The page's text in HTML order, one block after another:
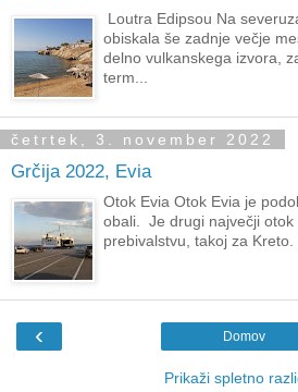
Loutra Edipsou Na
obiskala še zadnje večje
delno vulkanskega izvora,
term...
četrtek, 3. november 2022
Grčija 2022, Evia
Otok Evia Otok Evia je
obali. Je drugi največji otok
prebivalstvu, takoj za
‹ Domov
Prikaži spletno